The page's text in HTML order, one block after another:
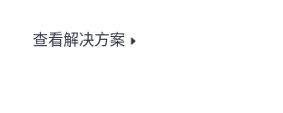
查看解决方案